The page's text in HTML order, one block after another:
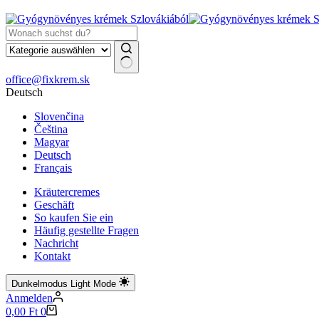
Keine
Ergebnisse
office@fixkrem.sk
Deutsch
Slovenčina
Čeština
Magyar
Deutsch
Français
Kräutercremes
Geschäft
So kaufen Sie ein
Häufig gestellte Fragen
Nachricht
Kontakt
Dunkelmodus Light Mode
Anmelden
Warenkorb
0,00 Ft 0